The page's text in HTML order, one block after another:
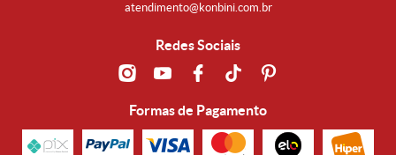
atendimento@konbini.com.br
Redes Sociais
Formas de Pagamento